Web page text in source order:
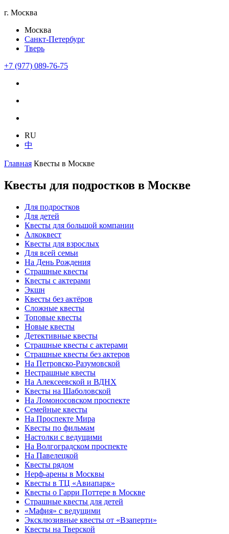
г. Москва
Москва
Санкт-Петербург
Тверь
+7 (977) 089-76-75
RU
中
Главная Квесты в Москве
Квесты для подростков в Москве
Для подростков
Для детей
Квесты для большой компании
Алкоквест
Квесты для взрослых
Для всей семьи
На День Рождения
Страшные квесты
Квесты с актерами
Экшн
Квесты без актёров
Сложные квесты
Топовые квесты
Новые квесты
Детективные квесты
Страшные квесты с актерами
Страшные квесты без актеров
На Петровско-Разумовской
Нестрашные квесты
На Алексеевской и ВДНХ
Квесты на Шаболовской
На Ломоносовском проспекте
Семейные квесты
На Проспекте Мира
Квесты по фильмам
Настолки с ведущими
На Волгоградском проспекте
На Павелецкой
Квесты рядом
Нерф-арены в Москвы
Квесты в ТЦ «Авиапарк»
Квесты о Гарри Поттере в Москве
Страшные квесты для детей
«Мафия» с ведущими
Эксклюзивные квесты от «Взаперти»
Квесты на Тверской